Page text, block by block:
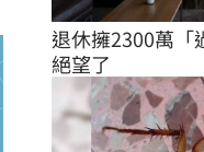
退休擁2300萬「
絕望了